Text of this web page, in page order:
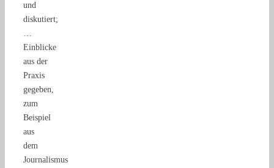
und
diskutiert;
Einblicke
aus der
Praxis
gegeben,
zum
Beispiel
aus
dem
Journalismus